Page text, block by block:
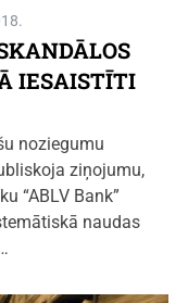
IESAISTĪTI
noziegumu
ziņojumu,
“ABLV Bank”
naudas